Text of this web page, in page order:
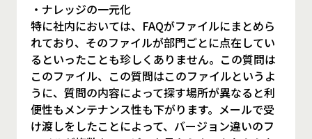
・ナレッジの一元化
特に社内においては、FAQがファイルにまとめら
れており、そのファイルが部門ごとに点在してい
るといったことも珍しくありません。この質問は
このファイル、この質問はこのファイルというよ
うに、質問の内容によって探す場所が異なると利
便性もメンテナンス性も下がります。メールで受
け渡しをしたことによって、バージョン違いのフ